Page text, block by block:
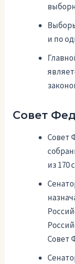
и по
Совет
Совет
из 170
Совет